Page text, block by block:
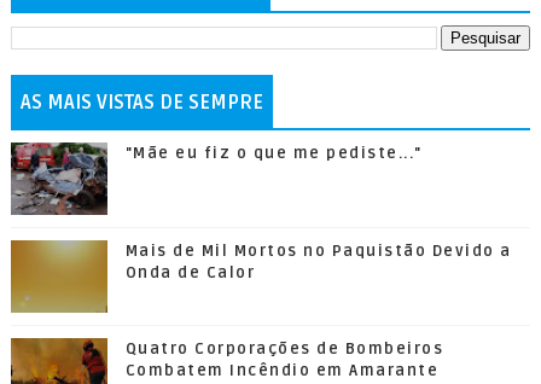
AS MAIS VISTAS DE SEMPRE
"Mãe eu fiz o que me pediste..."
Mais de Mil Mortos no Paquistão Devido a
Onda de Calor
Quatro Corporações de Bombeiros
Combatem Incêndio em Amarante